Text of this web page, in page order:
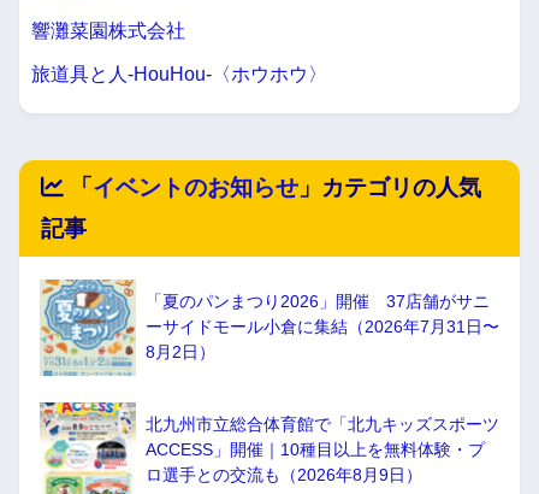
響灘菜園株式会社
旅道具と人-HouHou-〈ホウホウ〉
「イベントのお知らせ 」カテゴリの人気
記事
「夏のパンまつり2026」開催 37店舗がサニ
ーサイドモール小倉に集結（2026年7月31日〜
8月2日）
北九州市立総合体育館で「北九キッズスポーツ
ACCESS」開催｜10種目以上を無料体験・プ
ロ選手との交流も（2026年8月9日）